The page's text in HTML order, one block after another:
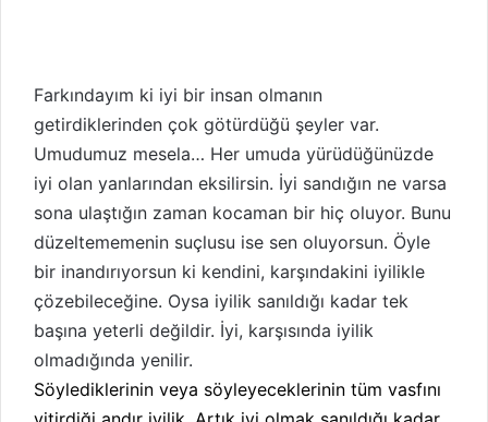
Farkındayım ki iyi bir insan olmanın
getirdiklerinden çok götürdüğü şeyler var.
Umudumuz mesela… Her umuda yürüdüğünüzde
iyi olan yanlarından eksilirsin. İyi sandığın ne varsa
sona ulaştığın zaman kocaman bir hiç oluyor. Bunu
düzeltememenin suçlusu ise sen oluyorsun. Öyle
bir inandırıyorsun ki kendini, karşındakini iyilikle
çözebileceğine. Oysa iyilik sanıldığı kadar tek
başına yeterli değildir. İyi, karşısında iyilik
olmadığında yenilir.
Söylediklerinin veya söyleyeceklerinin tüm vasfını